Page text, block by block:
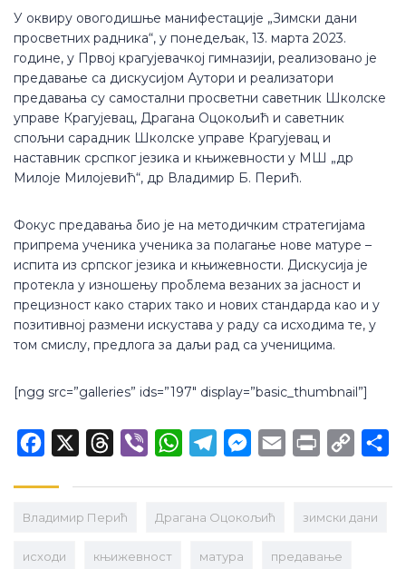
У оквиру овогодишње манифестације „Зимски дани
просветних радника“, у понедељак, 13. марта 2023.
године, у Првој крагујевачкој гимназији, реализовано је
предавање са дискусијом Аутори и реализатори
предавања су самостални просветни саветник Школске
управе Крагујевац, Драгана Оцокољић и саветник
спољни сарадник Школске управе Крагујевац и
наставник срспког језика и књижевности у МШ „др
Милоје Милојевић“, др Владимир Б. Перић.
Фокус предавања био је на методичким стратегијама
припрема ученика ученика за полагање нове матуре –
испита из српског језика и књижевности. Дискусија је
протекла у изношењу проблема везаних за јасност и
прецизност како старих тако и нових стандарда као и у
позитивној размени искустава у раду са исходима те, у
том смислу, предлога за даљи рад са ученицима.
[ngg src=”galleries” ids=”197″ display=”basic_thumbnail”]
Facebook Threads
Viber WhatsAppTelegramMessenger
Email Print
Copy
Владимир Перић Драгана Оцокољић зимски дани
исходи књижевност матура предавање